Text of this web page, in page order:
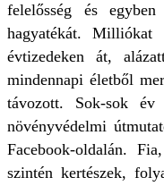
felelősség és
hagyatékát.
évtizedeken át,
mindennapi életből
távozott. Sok-sok év
növényvédelmi
Facebook-oldalán.
szintén kertészek,